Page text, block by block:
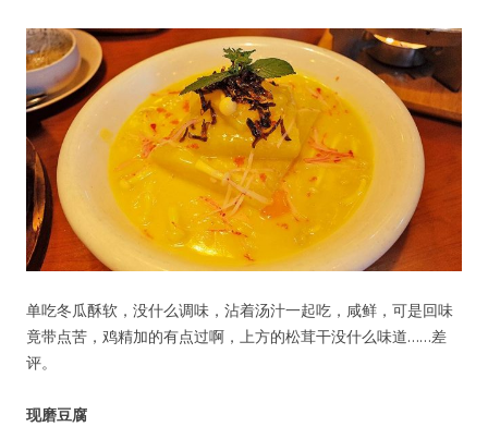
单吃冬瓜酥软，没什么调味，沾着汤汁一起吃，咸鲜，可是回味
竟带点苦，鸡精加的有点过啊，上方的松茸干没什么味道……差
评。
现磨豆腐